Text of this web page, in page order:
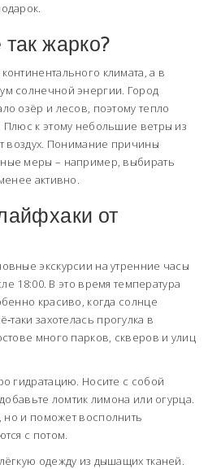
жарко?
климата, а в
солнечной энергии. Город
озёр и лесов, поэтому тепло
Плюс к этому небольшие ветры из
воздух. Понимание причины
меры – например, выбирать
активно.
от
экскурсии на утренние часы
18:00. В это время температура
красиво, когда солнце
захотелась прогулка в
много парков, скверов и улиц
гидратацию. Носите с собой
ломтик лимона или огурца.
но и поможет восполнить
с потом.
одежду из дышащих тканей.